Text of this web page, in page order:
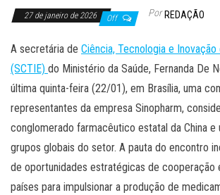
27 de janeiro de 2026 Off Por REDAÇÃO
A secretária de Ciência, Tecnologia e Inovação
(SCTIE) do Ministério da Saúde, Fernanda De
última quinta-feira (22/01), em Brasília, uma
representantes da empresa Sinopharm,
conglomerado farmacêutico estatal da China e
grupos globais do setor. A pauta do encontro
de oportunidades estratégicas de cooperação
países para impulsionar a produção de